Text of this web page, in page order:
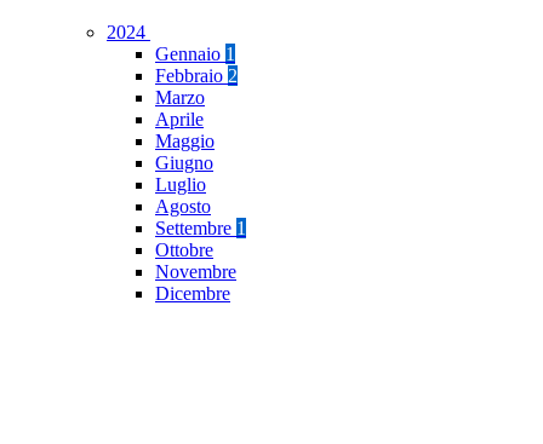
2024
Gennaio 1
Febbraio 2
Marzo
Aprile
Maggio
Giugno
Luglio
Agosto
Settembre 1
Ottobre
Novembre
Dicembre